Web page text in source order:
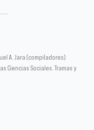
A. Jara (compiladores)
Ciencias Sociales. Tramas y